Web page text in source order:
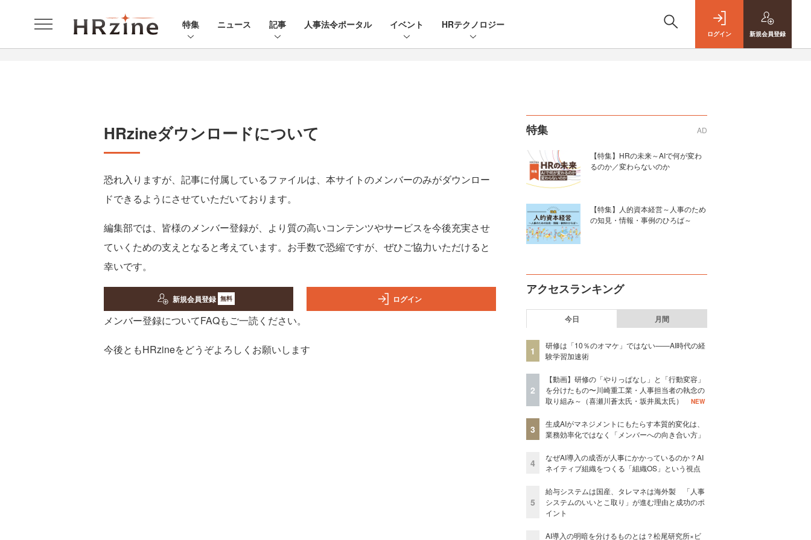
特集 ニュース 記事 人事法令ポータル イベント HRテクノロジー
ログイン 新規会員登録
HRzineダウンロードについて
恐れ入りますが、記事に付属しているファイルは、本サイトのメンバーのみがダウンロー
ドできるようにさせていただいております。
編集部では、皆様のメンバー登録が、より質の高いコンテンツやサービスを今後充実させ
ていくための支えとなると考えています。お手数で恐縮ですが、ぜひご協力いただけると
幸いです。
新規会員登録 無料 ログイン
メンバー登録についてFAQもご一読ください。
今後ともHRzineをどうぞよろしくお願いします
特集 AD
【特集】HRの未来～AIで何が変わ
るのか／変わらないのか
【特集】人的資本経営～人事のため
の知見・情報・事例のひろば～
アクセスランキング
今日 月間
1
研修は「10％のオマケ」ではない——AI時代の経
験学習加速術
2
【動画】研修の「やりっぱなし」と「行動変容」
を分けたもの〜川崎重工業・人事担当者の執念の
取り組み～（喜瀬川蒼太氏・坂井風太氏）
NEW
3
生成AIがマネジメントにもたらす本質的変化は、
業務効率化ではなく「メンバーへの向き合い方」
4
なぜAI導入の成否が人事にかかっているのか？AI
ネイティブ組織をつくる「組織OS」という視点
5
給与システムは国産、タレマネは海外製 「人事
システムのいいとこ取り」が進む理由と成功のポ
イント
AI導入の明暗を分けるものとは？松尾研究所×ビ